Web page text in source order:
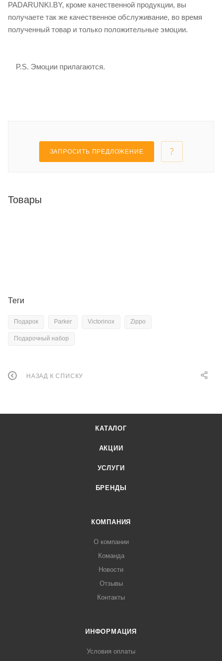
PADARUNKI.BY, кроме качественной продукции, вы
получаете так же качественное обслуживание, во время
полученный товар и только положительные эмоции.
P.S. Эмоции прилагаются.
ЗАПРОСИТЬ ПРЕДЛОЖЕНИЕ
Товары
Теги
Подарок Parker Victorinox Zippo
Подарочный набор
НАЗАД К СПИСКУ
КАТАЛОГ
АКЦИИ
УСЛУГИ
БРЕНДЫ
КОМПАНИЯ
О компании
Команда
Новости
Отзывы
Контакты
ИНФОРМАЦИЯ
Условия оплаты